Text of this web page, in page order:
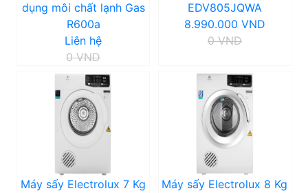
dụng môi chất lạnh Gas
R600a
Liên hệ
0 VND
EDV805JQWA
8.990.000 VND
0 VND
Máy sấy Electrolux 7 Kg
Máy sấy Electrolux 8 Kg